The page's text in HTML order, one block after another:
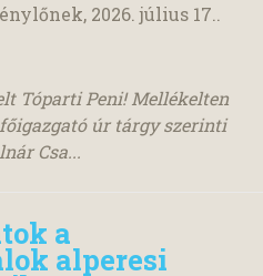
2026. július 17..
Tóparti Peni! Mellékelten
úr tárgy szerinti
Csa...
a
alperesi